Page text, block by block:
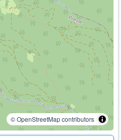
© OpenStreetMap contributors